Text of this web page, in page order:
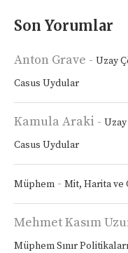
Son Yorumlar
Anton Grave - Uzay
Casus Uydular
Kamula Araki -
Casus Uydular
Müphem - Mit, Harita ve
Mehmet Kasım
Müphem Sınır Politikaları